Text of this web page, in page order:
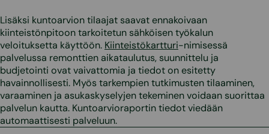
Lisäksi kuntoarvion tilaajat saavat ennakoivaan
kiinteistönpitoon tarkoitetun sähköisen työkalun
veloituksetta käyttöön. Kiinteistökartturi-nimisessä
palvelussa remonttien aikataulutus, suunnittelu ja
budjetointi ovat vaivattomia ja tiedot on esitetty
havainnollisesti. Myös tarkempien tutkimusten tilaaminen,
varaaminen ja asukaskyselyjen tekeminen voidaan suorittaa
palvelun kautta. Kuntoarvioraportin tiedot viedään
automaattisesti palveluun.